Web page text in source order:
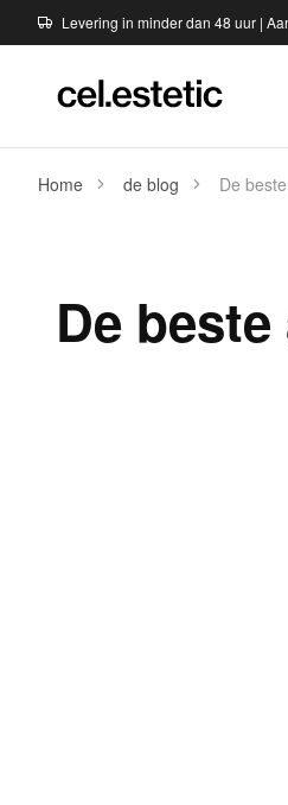
Levering in minder dan 48 uur |
Home de blog De
De